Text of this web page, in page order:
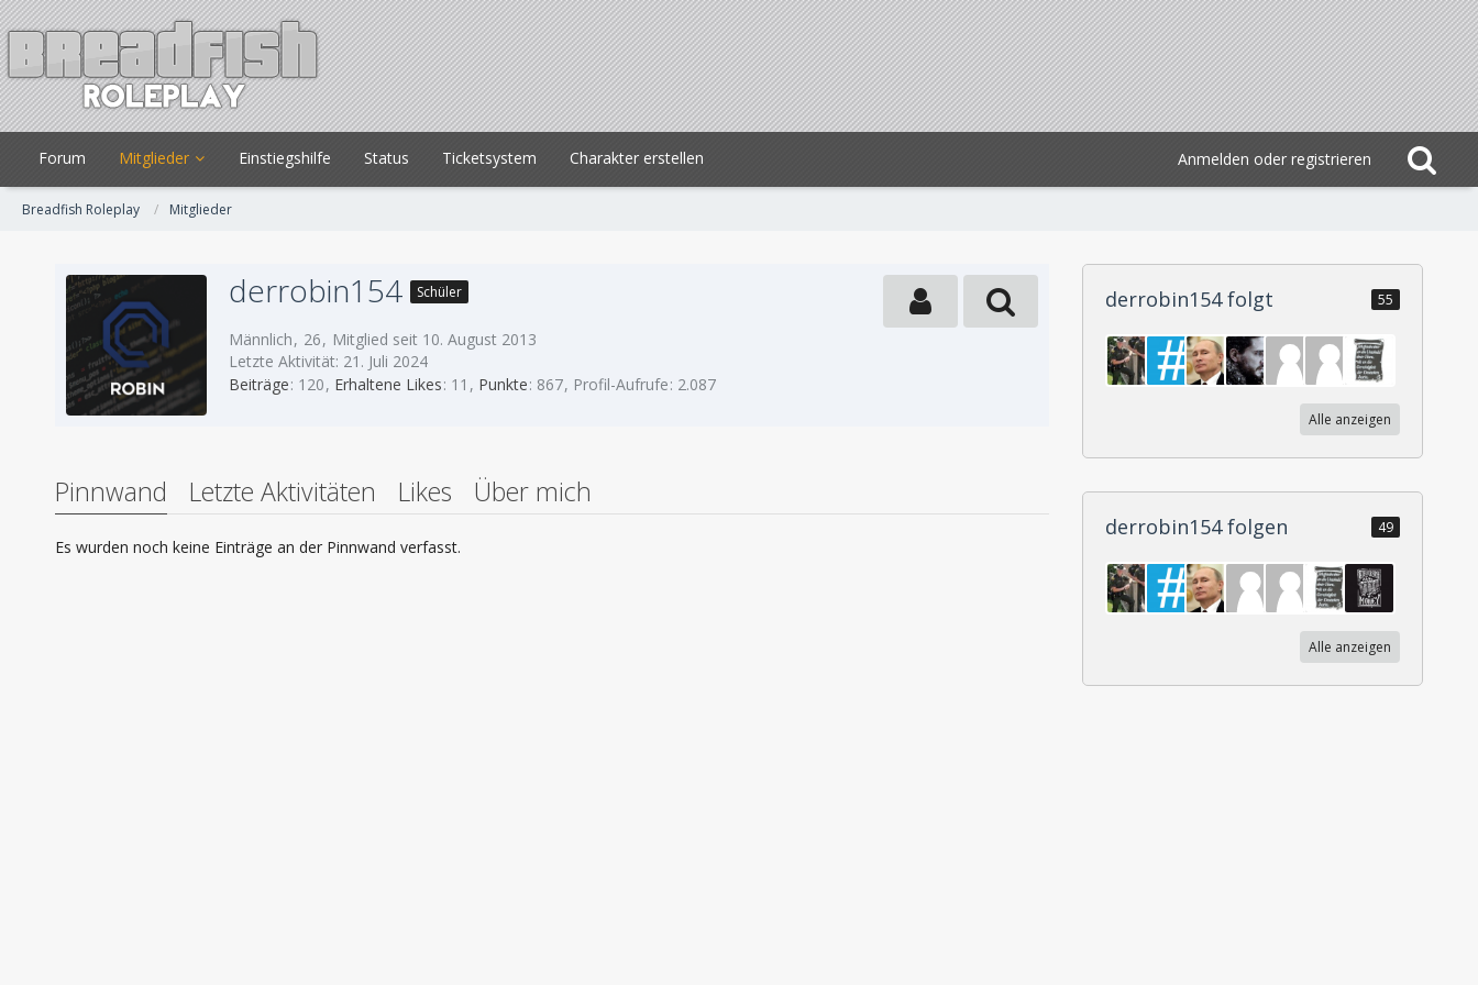
Forum Mitglieder Einstiegshilfe Status Ticketsystem Charakter erstellen Anmelden oder registrieren
Breadfish Roleplay Mitglieder
derrobin154 Schüler
Männlich 26
Mitglied seit 10. August 2013
Letzte Aktivität: 21. Juli 2024
Beiträge 120 Erhaltene Likes 11 Punkte 867 Profil-Aufrufe 2.087
Pinnwand Letzte Aktivitäten Likes Über mich
Es wurden noch keine Einträge an der Pinnwand verfasst.
derrobin154 folgt 55
Alle anzeigen
derrobin154 folgen 49
Alle anzeigen